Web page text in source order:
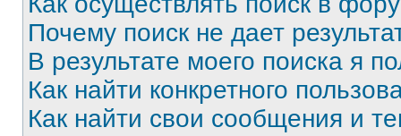
Почему поиск не дает
В результате моего поиска я
Как найти конкретного
Как найти свои сообщения и